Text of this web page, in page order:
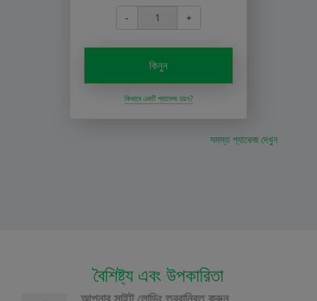
- +
কিনুন
কিভাবে একটি প্যাকেজ চয়ন?
সমস্ত প্যাকেজ দেখুন
বৈশিষ্ট্য এবং উপকারিতা